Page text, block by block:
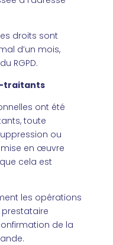
droits sont
d’un mois,
RGPD.
traitants
ont été
toute
ou
en œuvre
cela est
les opérations
de la